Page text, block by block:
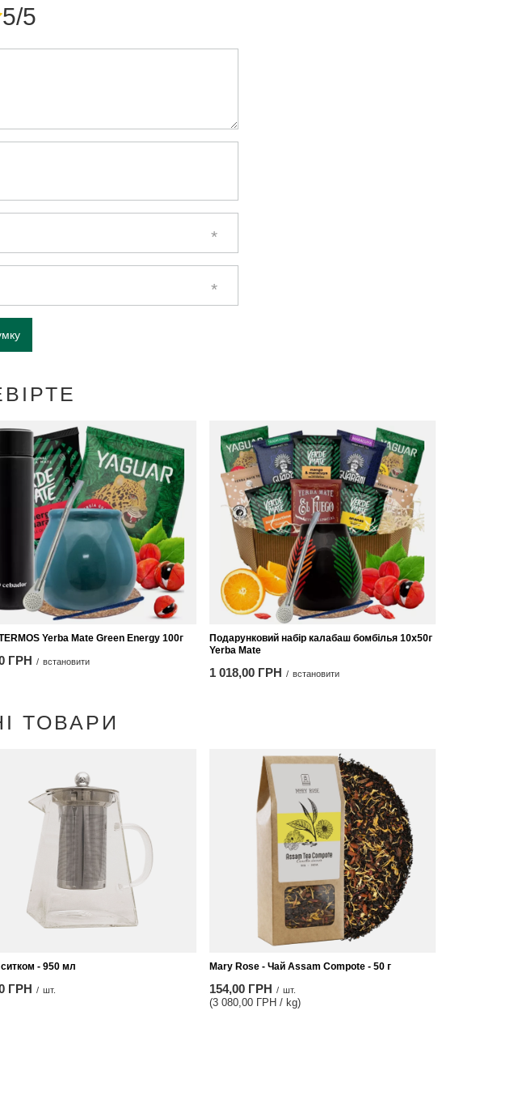
5/5
Yerba Mate Green Energy 100г
ГРН / встановити
Подарунковий набір калабаш бомбілья 10х50г
Yerba Mate
1 018,00 ГРН / встановити
ТОВАРИ
ситком - 950 мл
ГРН / шт.
Mary Rose - Чай Assam Compote - 50 г
154,00 ГРН / шт.
(3 080,00 ГРН / kg)